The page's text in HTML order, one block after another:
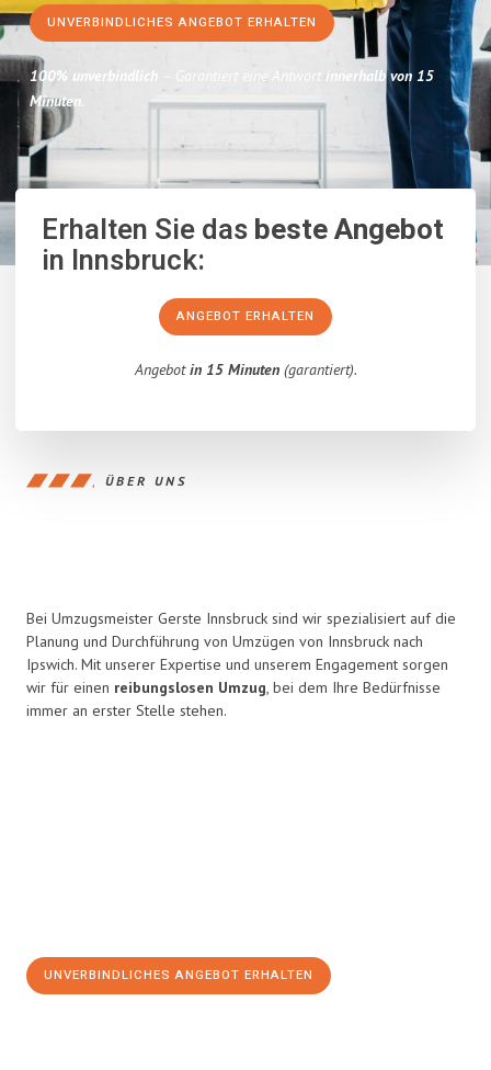
UNVERBINDLICHES ANGEBOT ERHALTEN
100% unverbindlich – Garantiert eine Antwort innerhalb von 15
Minuten.
Erhalten Sie dasbeste Angebot
in Innsbruck:
ANGEBOT ERHALTEN
Angebotin 15 Minuten(garantiert).
ÜBER UNS
Bei Umzugsmeister Gerste Innsbruck sind wir spezialisiert auf die
Planung und Durchführung von Umzügen von Innsbruck nach
Ipswich. Mit unserer Expertise und unserem Engagement sorgen
wir für einen reibungslosen Umzug, bei dem Ihre Bedürfnisse
immer an erster Stelle stehen.
UNVERBINDLICHES ANGEBOT ERHALTEN